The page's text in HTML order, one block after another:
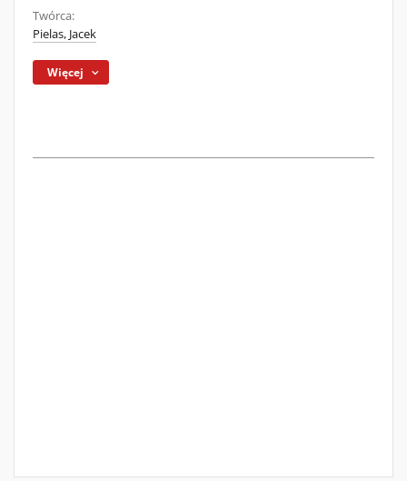
Twórca:
Pielas, Jacek
Więcej